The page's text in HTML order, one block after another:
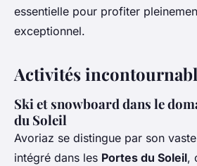
essentielle pour profiter
exceptionnel.
Activités
Ski et snowboard dans le
du Soleil
Avoriaz se distingue par son
intégré dans les Portes du Soleil,